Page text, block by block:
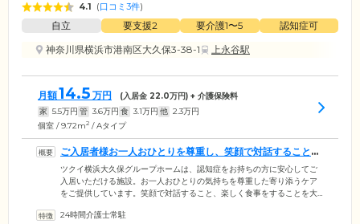
4.1 (口コミ3件)
自立 要支援2 要介護1〜5
認知症可
神奈川県横浜市港南区大久保3-38-1
上永谷駅
月額14.5 万円 (入居金 22.0万円) + 介護保険料
家 5.5万円 管 3.6万円 食 3.1万円 他 2.3万円
個室 / 9.72m2 / Aタイプ
ご入居者様お一人おひとりを尊重し、笑顔で対話することを
大切にしています
ツクイ横浜大久保グループホームは、認知症をお持ちの方に安心してご
入居いただける施設。お一人おひとりの気持ちを尊重した寄り添うケア
をご提供しています。笑顔で対話すること、楽しく食事をすることを大
な雰囲気が特徴です。認知症に対する深い理解や豊かな経験をもつ介護
24時間介護士常駐